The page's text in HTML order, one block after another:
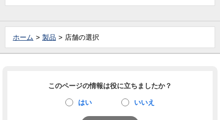
ホーム 製品 店舗の選択
このページの情報は役に立ちましたか？
はい いいえ